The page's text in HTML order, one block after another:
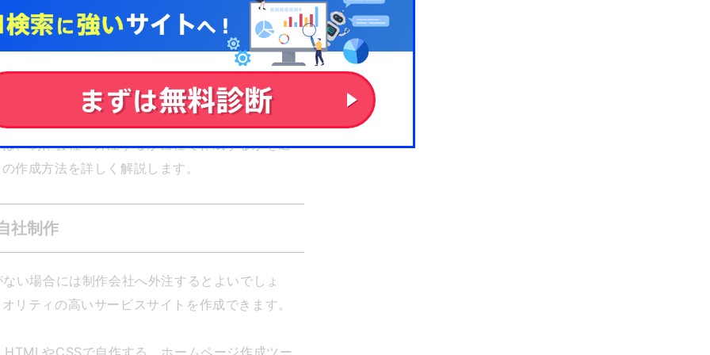
うに作成すればよいのかわからないという人も
、制作会社へ外注するか自社で作成するかを選
作成方法を詳しく解説します。
社制作
い場合には制作会社へ外注するとよいでしょ
リティの高いサービスサイトを作成できます。
やCSSで自作する、ホームページ作成ツー